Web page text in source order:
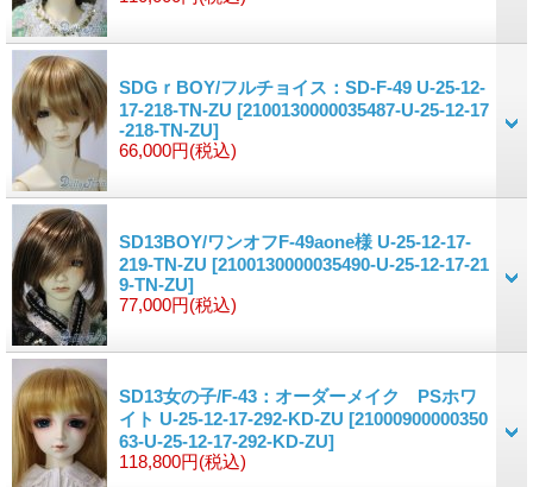
SDGｒBOY/フルチョイス：SD-F-49 U-25-12-
17-218-TN-ZU [2100130000035487-U-25-12-17
-218-TN-ZU]
66,000円(税込)
SD13BOY/ワンオフF-49aone様 U-25-12-17-
219-TN-ZU [2100130000035490-U-25-12-17-21
9-TN-ZU]
77,000円(税込)
SD13女の子/F-43：オーダーメイク PSホワ
イト U-25-12-17-292-KD-ZU [21000900000350
63-U-25-12-17-292-KD-ZU]
118,800円(税込)